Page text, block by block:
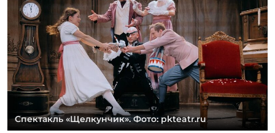
Спектакль «Щелкунчик». Фото: pkteatr.ru